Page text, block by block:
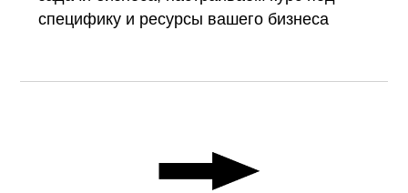
специфику и ресурсы вашего бизнеса